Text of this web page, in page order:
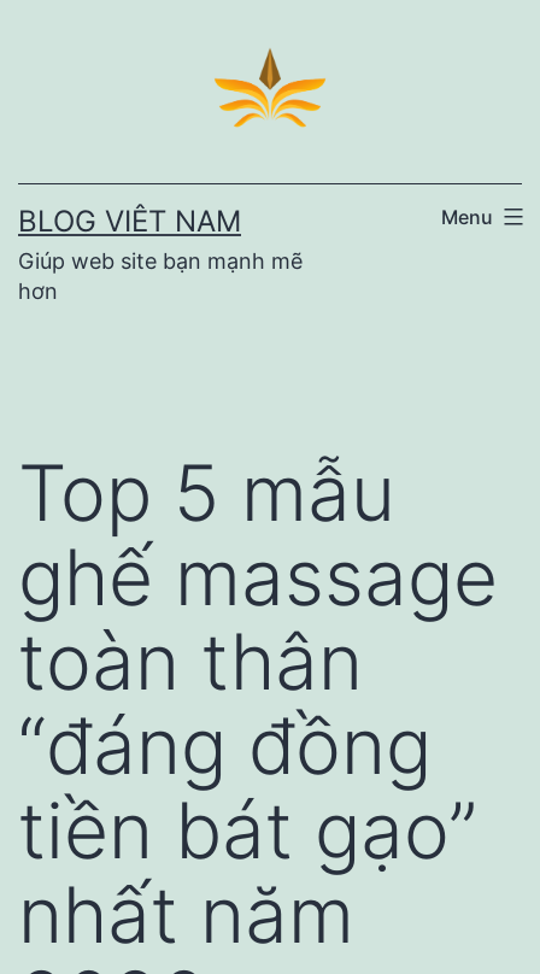
BLOG VIÊT NAM
Giúp web site bạn mạnh mẽ
hơn
Menu
Top 5 mẫu
ghế massage
toàn thân
“đáng đồng
tiền bát gạo”
nhất năm